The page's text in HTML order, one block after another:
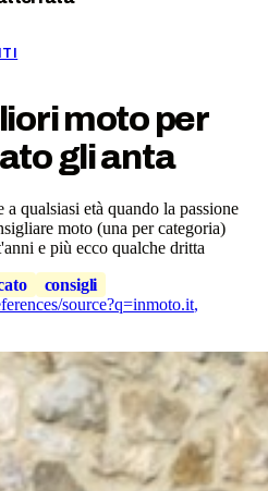
moto per
gli anta
a qualsiasi età quando la passione
moto (una per categoria)
e più ecco qualche dritta
consigli
source?q=inmoto.it,